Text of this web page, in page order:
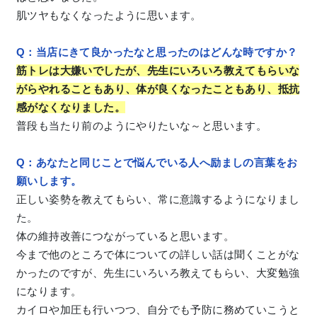
肌ツヤもなくなったように思います。
Q：当店にきて良かったなと思ったのはどんな時ですか？
筋トレは大嫌いでしたが、先生にいろいろ教えてもらいな
がらやれることもあり、体が良くなったこともあり、抵抗
感がなくなりました。
普段も当たり前のようにやりたいな～と思います。
Q：あなたと同じことで悩んでいる人へ励ましの言葉をお
願いします。
正しい姿勢を教えてもらい、常に意識するようになりまし
た。
体の維持改善につながっていると思います。
今まで他のところで体についての詳しい話は聞くことがな
かったのですが、先生にいろいろ教えてもらい、大変勉強
になります。
カイロや加圧も行いつつ、自分でも予防に務めていこうと